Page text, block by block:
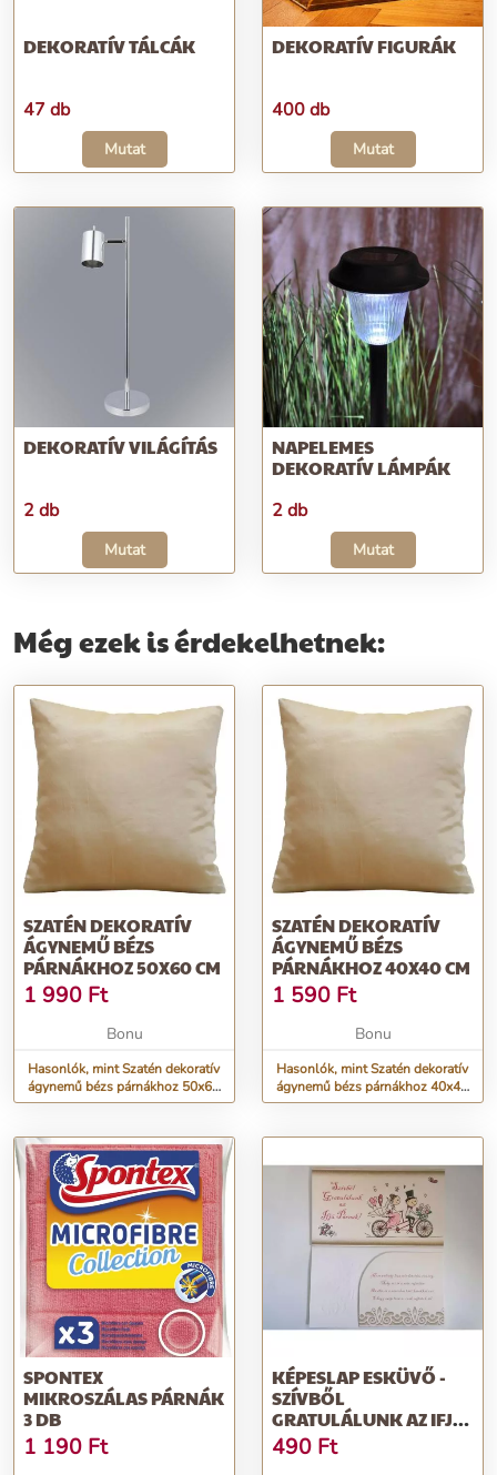
DEKORATÍV TÁLCÁK
47 db
Mutat
DEKORATÍV FIGURÁK
400 db
Mutat
DEKORATÍV VILÁGÍTÁS
2 db
Mutat
NAPELEMES
DEKORATÍV LÁMPÁK
2 db
Mutat
Még ezek is érdekelhetnek:
SZATÉN DEKORATÍV
ÁGYNEMŰ BÉZS
PÁRNÁKHOZ 50X60 CM
1 990 Ft
Bonu
Hasonlók, mint Szatén dekoratív
ágynemű bézs párnákhoz 50x60
cm
SZATÉN DEKORATÍV
ÁGYNEMŰ BÉZS
PÁRNÁKHOZ 40X40 CM
1 590 Ft
Bonu
Hasonlók, mint Szatén dekoratív
ágynemű bézs párnákhoz 40x40
cm
SPONTEX
MIKROSZÁLAS PÁRNÁK
3 DB
1 190 Ft
KÉPESLAP ESKÜVŐ -
SZÍVBŐL
GRATULÁLUNK AZ IFJÚ
PÁRNAK!
490 Ft